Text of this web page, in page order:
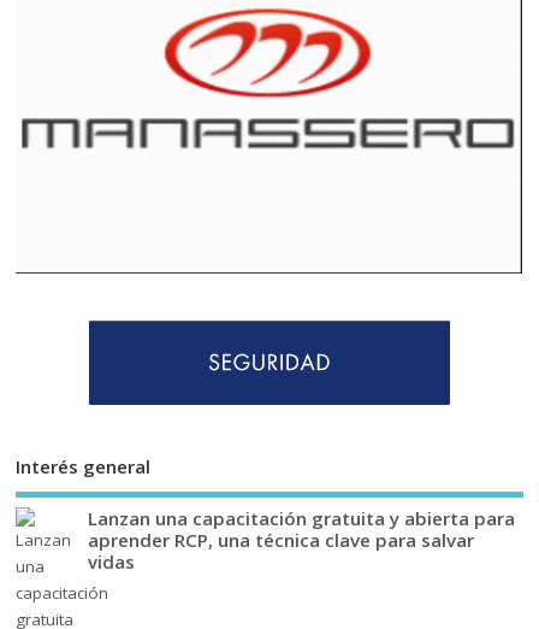
Interés general
Lanzan una capacitación gratuita y abierta para
aprender RCP, una técnica clave para salvar
vidas